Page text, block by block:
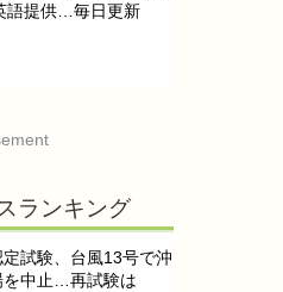
語提供…毎日更新
ランキング
試験、台風13号で沖
を中止…再試験は